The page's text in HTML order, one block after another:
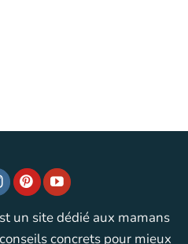
un site dédié aux mamans
concrets pour mieux